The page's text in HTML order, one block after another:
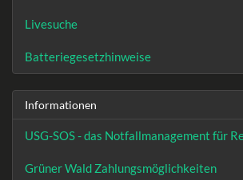
Livesuche
Batteriegesetzhinweise
Informationen
USG-SOS - das Notfallmanagement für
Grüner Wald Zahlungsmöglichkeiten